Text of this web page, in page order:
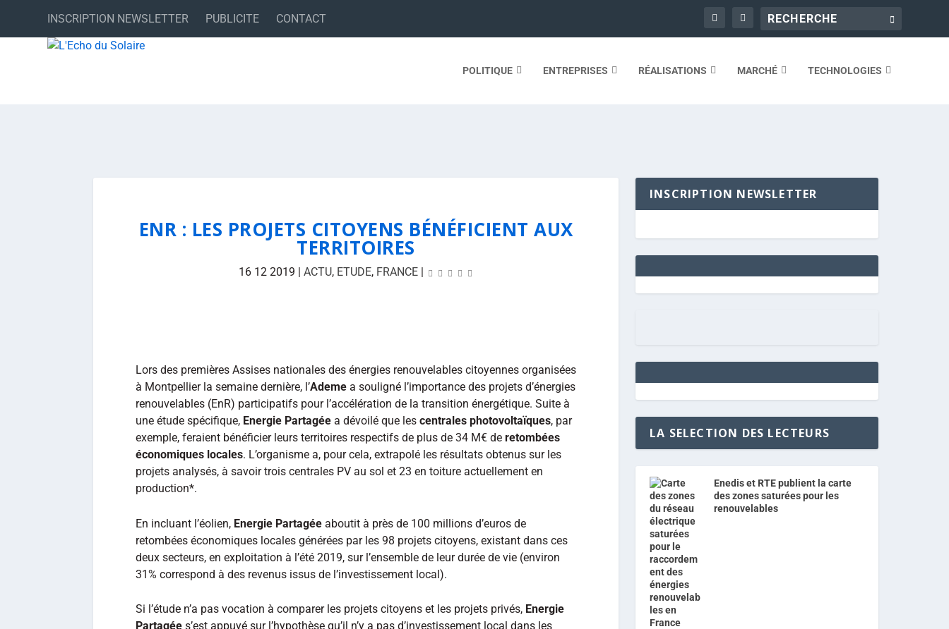
INSCRIPTION NEWSLETTER PUBLICITE CONTACT
POLITIQUE ENTREPRISES RÉALISATIONS MARCHÉ TECHNOLOGIES
ENR : LES PROJETS CITOYENS BÉNÉFICIENT AUX
TERRITOIRES
16 12 2019 | ACTU, ETUDE, FRANCE |
Lors des premières Assises nationales des énergies renouvelables citoyennes organisées
à Montpellier la semaine dernière, l’Ademe a souligné l’importance des projets d’énergies
renouvelables (EnR) participatifs pour l’accélération de la transition énergétique. Suite à
une étude spécifique, Energie Partagée a dévoilé que les centrales photovoltaïques, par
exemple, feraient bénéficier leurs territoires respectifs de plus de 34 M€ de retombées
économiques locales. L’organisme a, pour cela, extrapolé les résultats obtenus sur les
projets analysés, à savoir trois centrales PV au sol et 23 en toiture actuellement en
production*.
En incluant l’éolien, Energie Partagée aboutit à près de 100 millions d’euros de
retombées économiques locales générées par les 98 projets citoyens, existant dans ces
deux secteurs, en exploitation à l’été 2019, sur l’ensemble de leur durée de vie (environ
31% correspond à des revenus issus de l’investissement local).
Si l’étude n’a pas vocation à comparer les projets citoyens et les projets privés, Energie
Partagée s’est appuyé sur l’hypothèse qu’il n’y a pas d’investissement local dans les
INSCRIPTION NEWSLETTER
LA SELECTION DES LECTEURS
Enedis et RTE publient la carte
des zones saturées pour les
renouvelables